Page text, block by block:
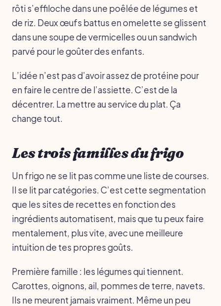
rôti s’effiloche dans une poêlée de légumes et
de riz. Deux œufs battus en omelette se glissent
dans une soupe de vermicelles ou un sandwich
parvé pour le goûter des enfants.
L’idée n’est pas d’avoir assez de protéine pour
en faire le centre de l’assiette. C’est de la
décentrer. La mettre au service du plat. Ça
change tout.
Les trois familles du frigo
Un frigo ne se lit pas comme une liste de courses.
Il se lit par catégories. C’est cette segmentation
que les sites de recettes en fonction des
ingrédients automatisent, mais que tu peux faire
mentalement, plus vite, avec une meilleure
intuition de tes propres goûts.
Première famille : les légumes qui tiennent.
Carottes, oignons, ail, pommes de terre, navets.
Ils ne meurent jamais vraiment. Même un peu